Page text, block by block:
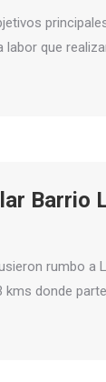
labor que
Barrio
rumbo a
kms donde